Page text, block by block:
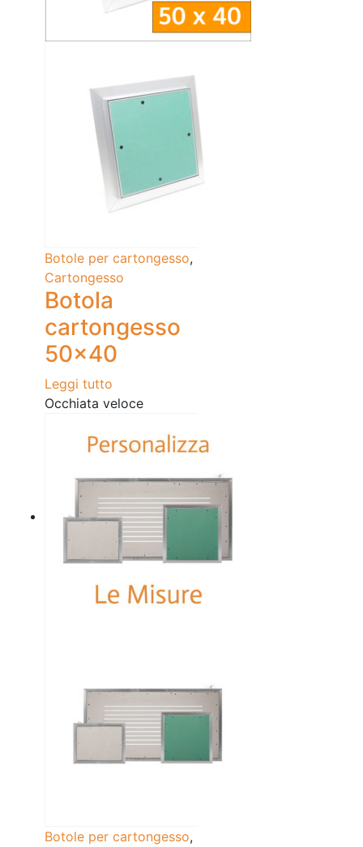
Botole per cartongesso,
Cartongesso
Botola
cartongesso
50×40
Leggi tutto
Occhiata veloce
Botole per cartongesso,